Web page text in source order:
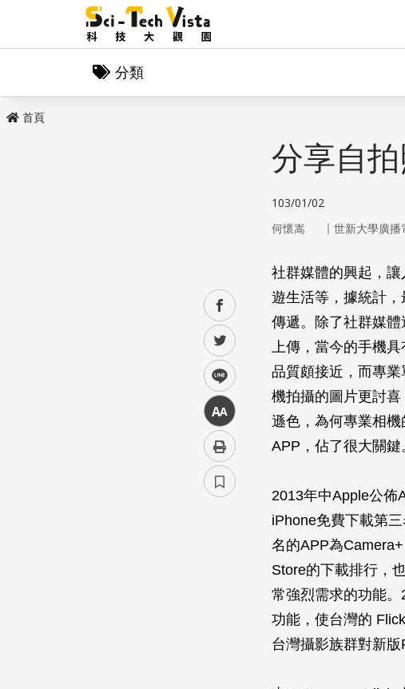
分類
首頁
facebook
twitter
line
中
分享自
103/01/02
何懷嵩 ｜ 世新大學廣播
社群媒體的興起，
遊生活等，據統計
傳遞。除了社群媒
上傳，當今的手機
品質頗接近，而專
機拍攝的圖片更討
遜色，為何專業相
APP，佔了很大關鍵
2013年中Apple公佈
iPhone免費下載第
名的APP為
Store的下載排行，
常強烈需求的功能
功能，使台灣的
台灣攝影族群對新版